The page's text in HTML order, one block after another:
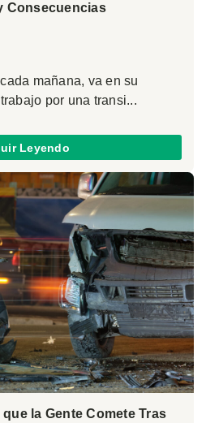
Consecuencias
mañana, va en su
por una transi...
Leyendo
la Gente Comete Tras